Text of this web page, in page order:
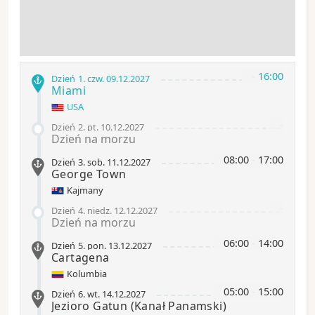
16:00
Dzień 1.czw.09.12.2027
Miami
USA
Dzień 2. pt. 10.12.2027
Dzień na morzu
08:00 17:00
Dzień 3.sob. 11.12.2027
George Town
Kajmany
Dzień 4. niedz. 12.12.2027
Dzień na morzu
06:00 14:00
Dzień 5. pon. 13.12.2027
Cartagena
Kolumbia
05:00 15:00
Dzień 6.wt. 14.12.2027
Jezioro Gatun (Kanał Panamski)